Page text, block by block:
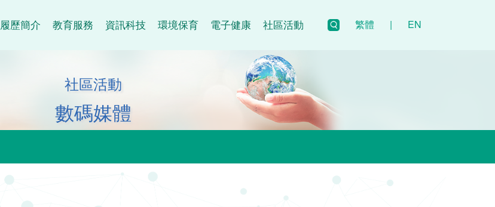
繁體 | EN
履歷簡介 教育服務 資訊科技 環境保育 電子健康 社區活動
社區活動
數碼媒體